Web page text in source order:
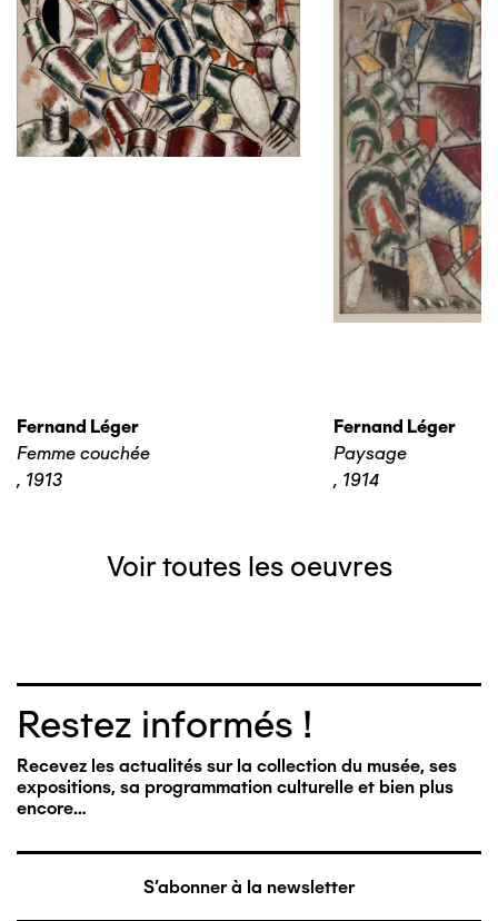
Fernand Léger
Femme couchée
, 1913
Fernand Léger
Paysage
, 1914
Voir toutes les oeuvres
Restez informés !
Recevez les actualités sur la collection du musée, ses
expositions, sa programmation culturelle et bien plus
encore…
S'abonner à la newsletter